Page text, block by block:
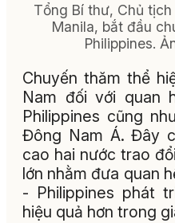
Tổng Bí thư, Chủ
Manila, bắt đầu
Philippines.
Chuyến thăm thể
Nam đối với quan
Philippines cũng
Đông Nam Á. Đây
cao hai nước trao
lớn nhằm đưa quan
- Philippines phát
hiệu quả hơn trong